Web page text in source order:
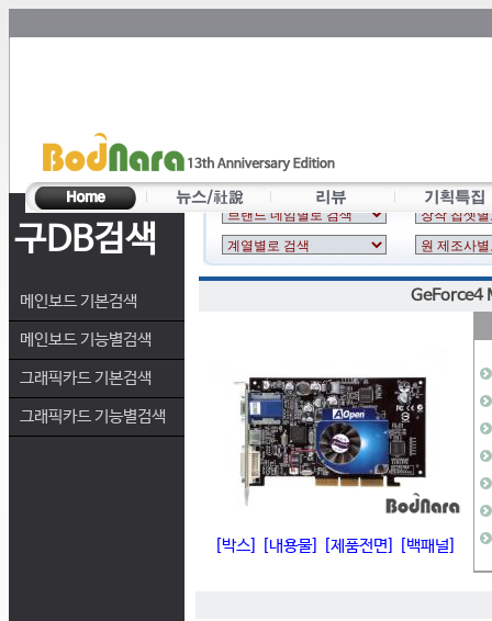
구DB검색
메인보드 기본검색
메인보드 기능별검색
그래픽카드 기본검색
그래픽카드 기능별검색
GeForce4
[박스] [내용물] [제품전면] [백패널]